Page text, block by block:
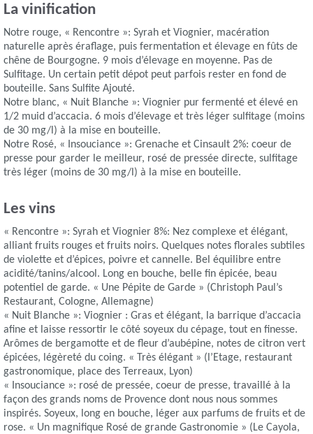
La vinification
Notre rouge, « Rencontre »: Syrah et Viognier, macération
naturelle après éraflage, puis fermentation et élevage en fûts de
chêne de Bourgogne. 9 mois d’élevage en moyenne. Pas de
Sulfitage. Un certain petit dépot peut parfois rester en fond de
bouteille. Sans Sulfite Ajouté.
Notre blanc, « Nuit Blanche »: Viognier pur fermenté et élevé en
1/2 muid d’accacia. 6 mois d’élevage et très léger sulfitage (moins
de 30 mg/l) à la mise en bouteille.
Notre Rosé, « Insouciance »: Grenache et Cinsault 2%: coeur de
presse pour garder le meilleur, rosé de pressée directe, sulfitage
très léger (moins de 30 mg/l) à la mise en bouteille.
Les vins
« Rencontre »: Syrah et Viognier 8%: Nez complexe et élégant,
alliant fruits rouges et fruits noirs. Quelques notes florales subtiles
de violette et d’épices, poivre et cannelle. Bel équilibre entre
acidité/tanins/alcool. Long en bouche, belle fin épicée, beau
potentiel de garde. « Une Pépite de Garde » (Christoph Paul’s
Restaurant, Cologne, Allemagne)
« Nuit Blanche »: Viognier : Gras et élégant, la barrique d’accacia
afine et laisse ressortir le côté soyeux du cépage, tout en finesse.
Arômes de bergamotte et de fleur d’aubépine, notes de citron vert
épicées, légèreté du coing. « Très élégant » (l’Etage, restaurant
gastronomique, place des Terreaux, Lyon)
« Insouciance »: rosé de pressée, coeur de presse, travaillé à la
façon des grands noms de Provence dont nous nous sommes
inspirés. Soyeux, long en bouche, léger aux parfums de fruits et de
rose. « Un magnifique Rosé de grande Gastronomie » (Le Cayola,